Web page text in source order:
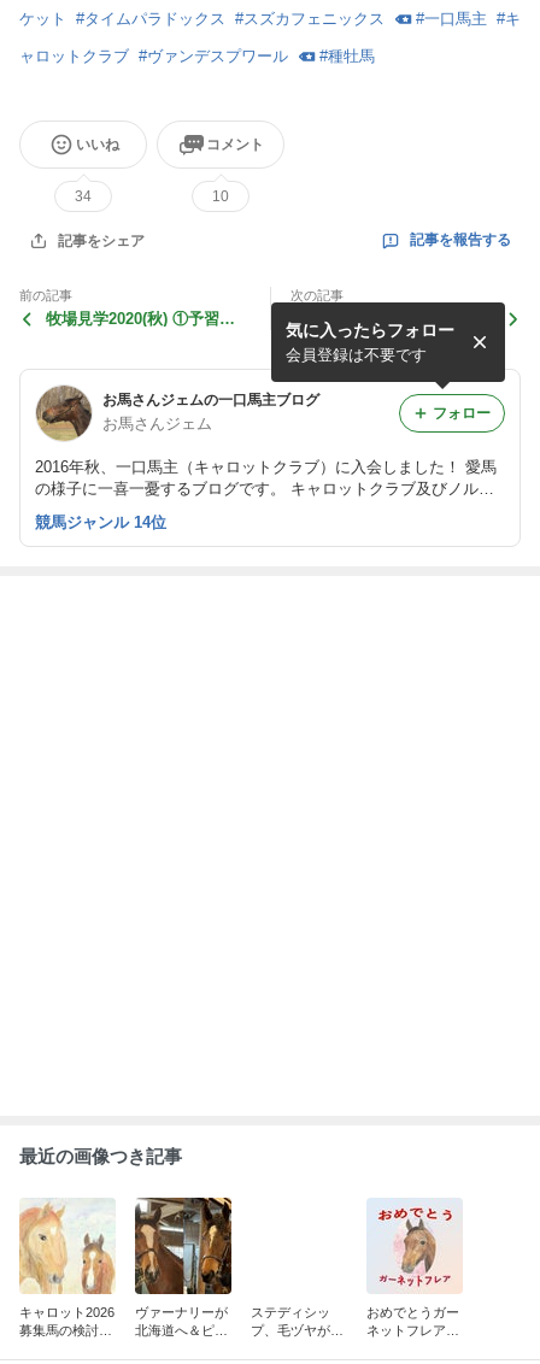
ケット #タイムパラドックス #スズカフェニックス #一口馬主 #キ
ャロットクラブ #ヴァンデスプワール #種牡馬
いいね
34
コメント
10
記事をシェア 記事を報告する
前の記事
牧場見学2020(秋) ①予習＆
次の記事
フェアビアンカ、無理せず1
4着で無事ゴール
お馬さんジェムの一口馬主ブログ
お馬さんジェム
2016年秋、一口馬主（キャロットクラブ）に入会しました！ 愛馬
の様子に一喜一憂するブログです。 キャロットクラブ及びノルマ
ンディーオーナーズクラブのコメント・写真は許可をいただいて転
載しています。 ふるさと納税、株主優待、懸賞などのお届けも報
気に入ったらフォロー
会員登録は不要です
フォロー
競馬ジャンル 14位
最近の画像つき記事
キャロット2026
募集馬の検討
ヴァーナリーが
北海道へ＆ピュ
ステディシッ
プ、毛ヅヤが少
おめでとうガー
ネットフレア～